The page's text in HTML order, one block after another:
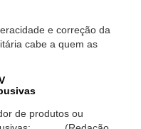
e correção da
cabe a quem as
de produtos ou